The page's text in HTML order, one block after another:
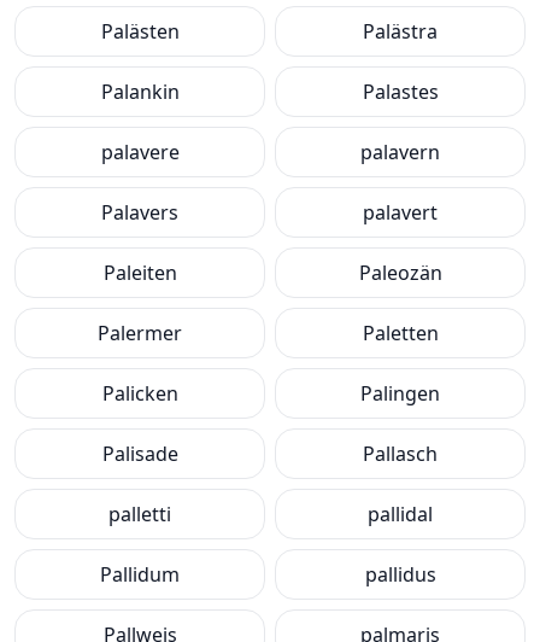
Palästen Palästra
Palankin Palastes
palavere palavern
Palavers palavert
Paleiten Paleozän
Palermer Paletten
Palicken Palingen
Palisade Pallasch
palletti pallidal
Pallidum pallidus
Pallweis palmaris